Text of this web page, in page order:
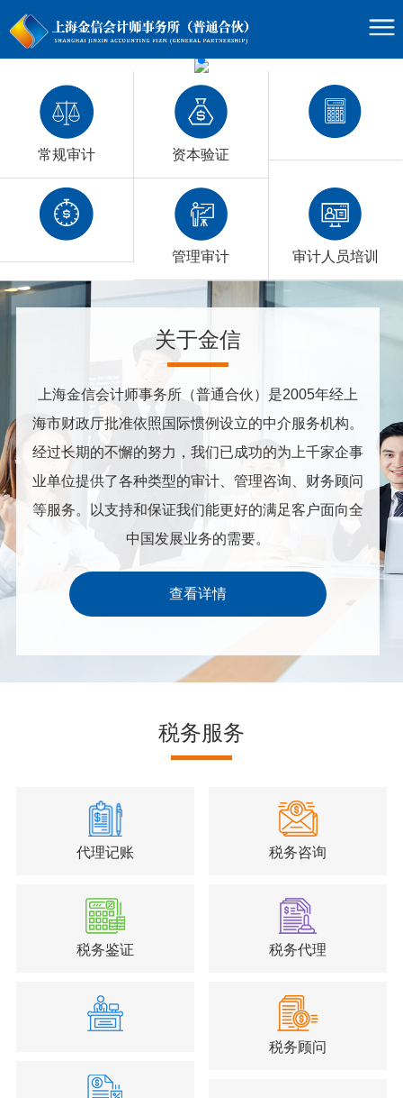
常规审计 资本验证
管理审计 审计人员培训
关于金信
上海金信会计师事务所（普通合伙）是2005年经上
海市财政厅批准依照国际惯例设立的中介服务机构。
经过长期的不懈的努力，我们已成功的为上千家企事
业单位提供了各种类型的审计、管理咨询、财务顾问
等服务。以支持和保证我们能更好的满足客户面向全
中国发展业务的需要。
查看详情
税务服务
代理记账 税务咨询
税务鉴证 税务代理
税务顾问